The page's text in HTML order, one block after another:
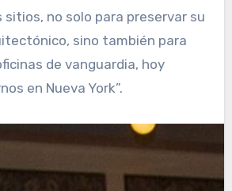
sitios, no solo para preservar su
sino también para
de vanguardia, hoy
en Nueva York”.